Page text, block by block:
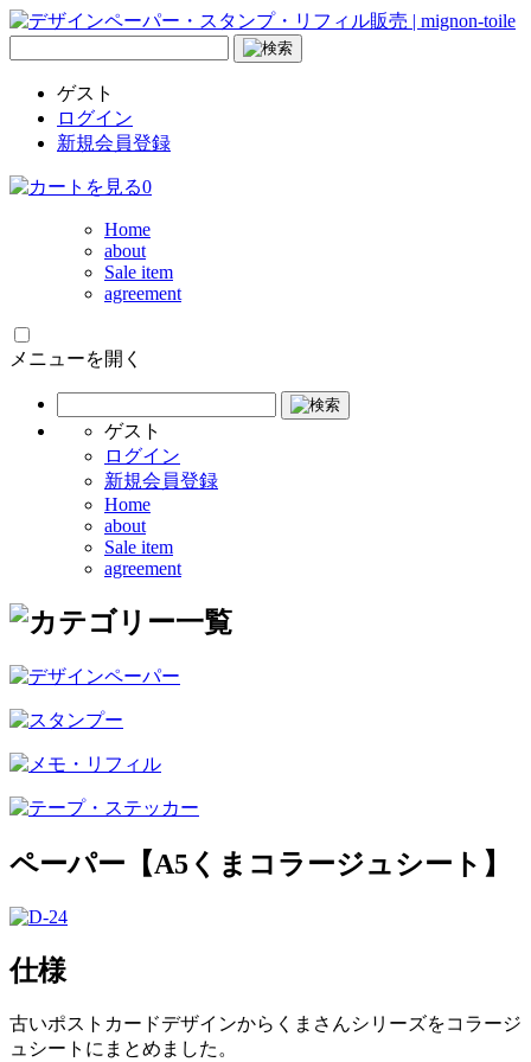
ゲスト
ログイン
新規会員登録
0
Home
about
Sale item
agreement
メニューを開く
ゲスト
ログイン
新規会員登録
Home
about
Sale item
agreement
ペーパー【A5くまコラージュシート】
仕様
古いポストカードデザインからくまさんシリーズをコラージ
ュシートにまとめました。